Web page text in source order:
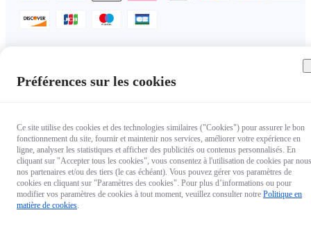
Copyright © 2025 Insta360 All rights reserved.
Préférences sur les cookies
Ce site utilise des cookies et des technologies similaires ("Cookies") pour assurer le bon
fonctionnement du site, fournir et maintenir nos services, améliorer votre expérience en
ligne, analyser les statistiques et afficher des publicités ou contenus personnalisés. En
cliquant sur "Accepter tous les cookies", vous consentez à l'utilisation de cookies par
nos partenaires et/ou des tiers (le cas échéant). Vous pouvez gérer vos paramètres de
cookies en cliquant sur "Paramètres des cookies". Pour plus d’informations ou pour
modifier vos paramètres de cookies à tout moment, veuillez consulter notre Politique en
matière de cookies.